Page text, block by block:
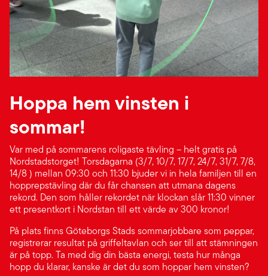
Hoppa hem vinsten i
sommar!
Var med på sommarens roligaste tävling – helt gratis på
Nordstadstorget! Torsdagarna (3/7, 10/7, 17/7, 24/7, 31/7, 7/8,
14/8 ) mellan 09:30 och 11:30 bjuder vi in hela familjen till en
hopprepstävling där du får chansen att utmana dagens
rekord. Den som håller rekordet när klockan slår 11:30 vinner
ett presentkort i Nordstan till ett värde av 300 kronor!
På plats finns Göteborgs Stads sommarjobbare som peppar,
registrerar resultat på griffeltavlan och ser till att stämningen
är på topp. Ta med dig din bästa energi, testa hur många
hopp du klarar, kanske är det du som hoppar hem vinsten?